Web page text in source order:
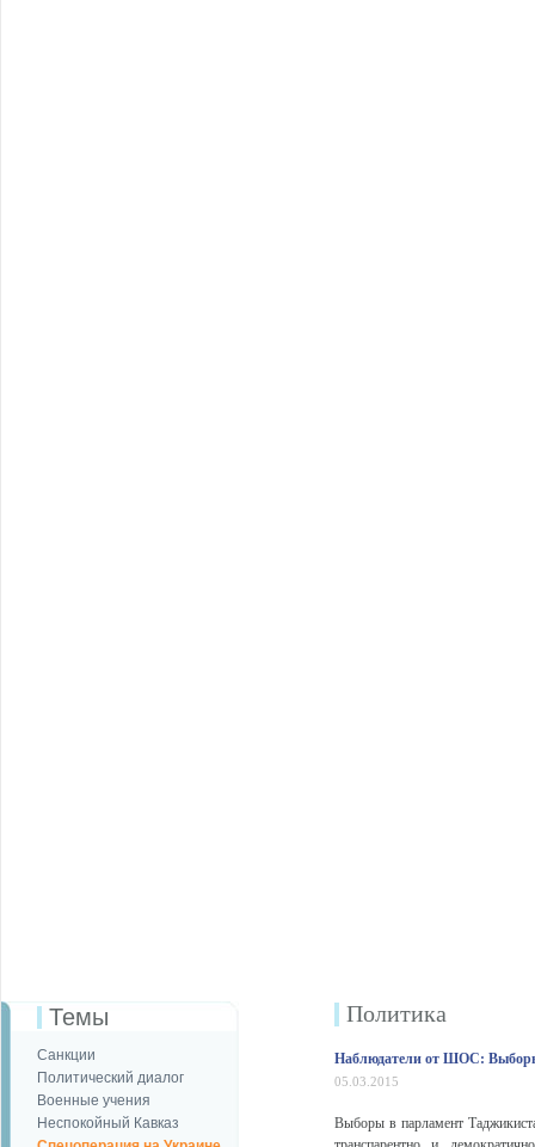
Темы
Санкции
Политический диалог
Военные учения
Неспокойный Кавказ
Политика
Наблюдатели от ШОС:
05.03.2015
Выборы в парламент